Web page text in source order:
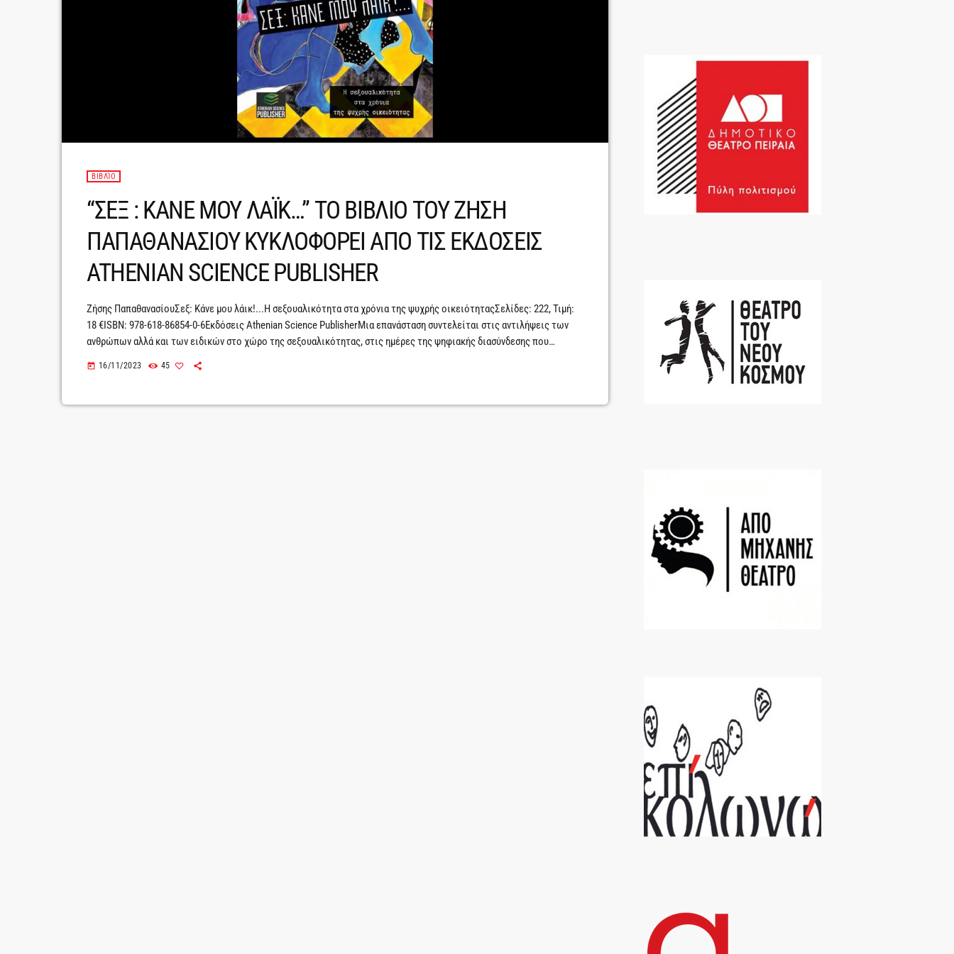
ΒΙΒΛΊΟ
“ΣΕΞ : ΚΑΝΕ ΜΟΥ ΛΑΪΚ…” ΤΟ ΒΙΒΛΙΟ ΤΟΥ ΖΗΣΗ
ΠΑΠΑΘΑΝΑΣΙΟΥ ΚΥΚΛΟΦΟΡΕΙ ΑΠΟ ΤΙΣ ΕΚΔΟΣΕΙΣ
ATHENIAN SCIENCE PUBLISHER
Ζήσης ΠαπαθανασίουΣεξ: Κάνε μου λάικ!...Η σεξουαλικότητα στα χρόνια της ψυχρής οικειότηταςΣελίδες: 222, Τιμή:
18 €ISBN: 978-618-86854-0-6Εκδόσεις Athenian Science PublisherΜια επανάσταση συντελείται στις αντιλήψεις των
ανθρώπων αλλά και των ειδικών στο χώρο της σεξουαλικότητας, στις ημέρες της ψηφιακής διασύνδεσης που
σώμα χειραφετείται ως σύμβολο μιας νέας εποχής που αναθεωρεί τα πάντα γύρω από την αναπαραγωγή και […]
today 16/11/2023 45